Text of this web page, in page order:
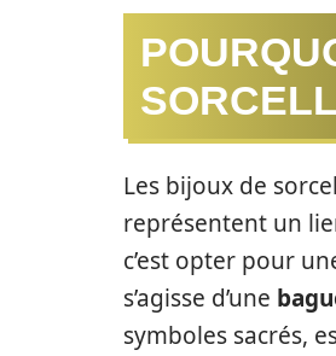
Les bijoux de
représentent un
c’est opter pour
s’agisse d’une
symboles sacrés,